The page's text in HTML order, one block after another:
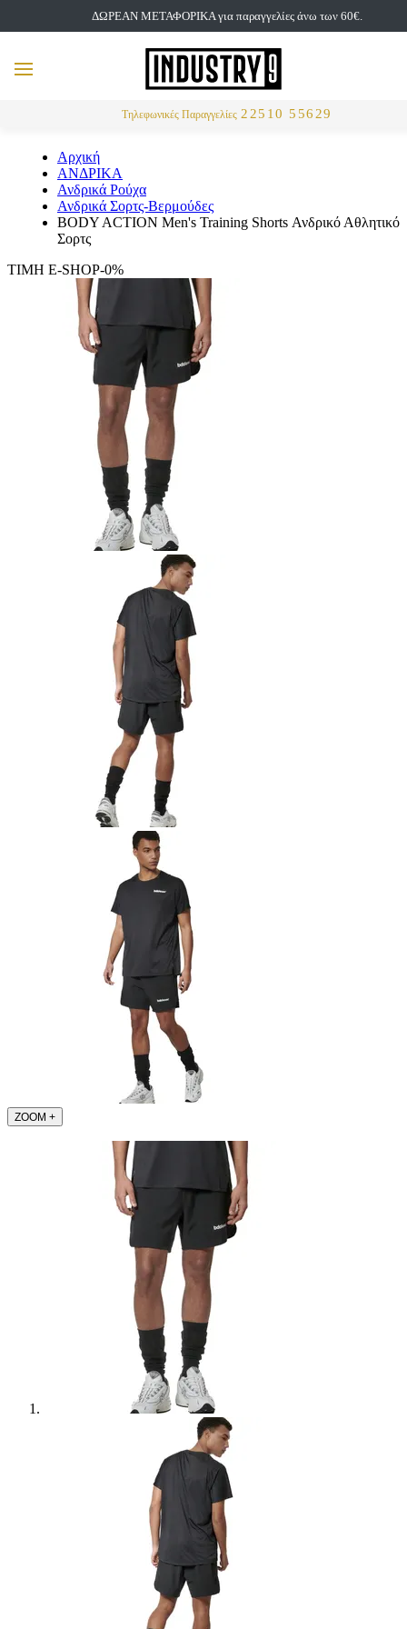
ΔΩΡΕΑΝ ΜΕΤΑΦΟΡΙΚΑ για παραγγελίες άνω των 60€.
Τηλεφωνικές Παραγγελίες 22510 55629
MENU
Αρχική
ΑΝΔΡΙΚΑ
Ανδρικά Ρούχα
Ανδρικά Σορτς-Βερμούδες
BODY ACTION Men's Training Shorts Ανδρικό Αθλητικό
Σορτς
ΤΙΜΗ E-SHOP-0%
ZOOM +